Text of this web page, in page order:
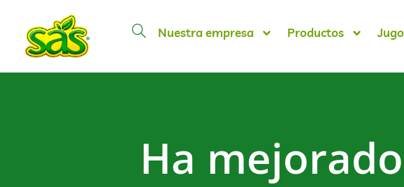
Nuestra empresa Productos
Ha